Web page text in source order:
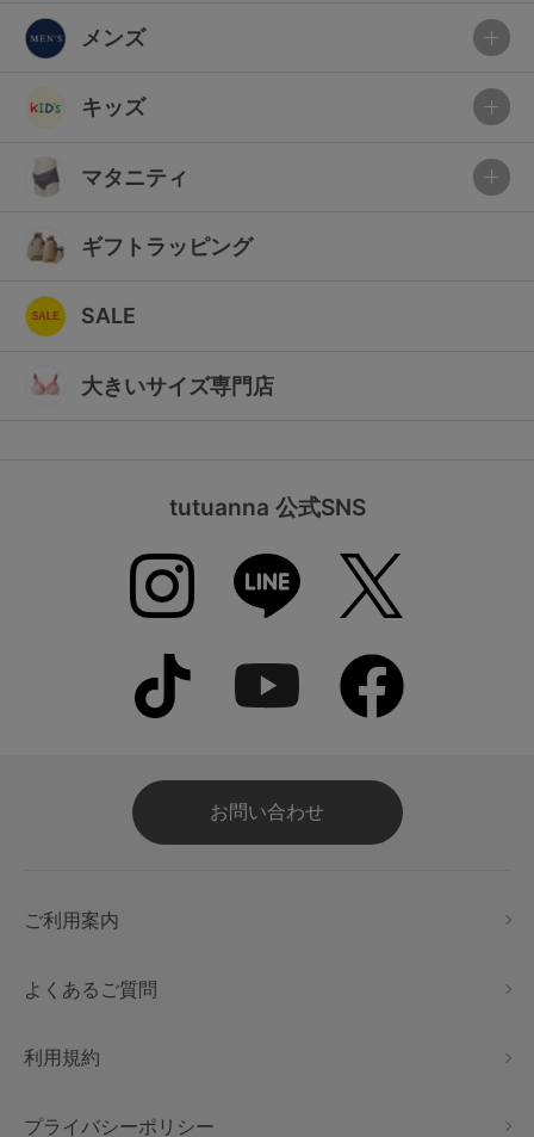
メンズ
キッズ
マタニティ
ギフトラッピング
SALE
大きいサイズ専門店
tutuanna 公式SNS
お問い合わせ
ご利用案内
よくあるご質問
利用規約
プライバシーポリシー